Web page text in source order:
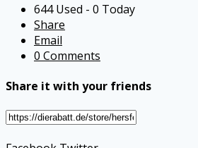
644 Used - 0 Today
Share
Email
0 Comments
Share it with your friends